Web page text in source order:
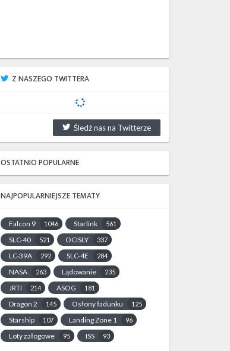
Z NASZEGO TWITTERA
Śledź nas na Twitterze
OSTATNIO POPULARNE
NAJPOPULARNIEJSZE TEMATY
Falcon 9 1046 Starlink 561
SLC-40 521 OCISLY 337
LC-39A 292 SLC-4E 284
NASA 263 Lądowanie 235
JRTI 214 ASOG 181
Dragon 2 145 Osłony ładunku 125
Starship 107 Landing Zone 1 96
Loty załogowe 95 ISS 93